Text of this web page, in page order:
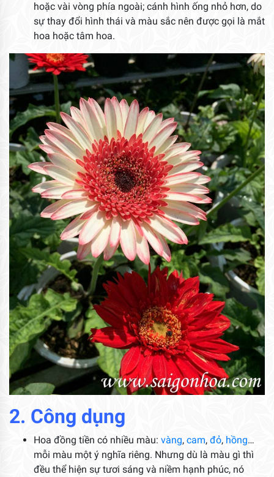
hoặc vài vòng phía ngoài; cánh hình ống nhỏ hơn, do
sự thay đổi hình thái và màu sắc nên được gọi là mắt
hoa hoặc tâm hoa.
2. Công dụng
Hoa đồng tiền có nhiều màu: vàng, cam, đỏ, hồng…
mỗi màu một ý nghĩa riêng. Nhưng dù là màu gì thì
đều thể hiện sự tươi sáng và niềm hạnh phúc, nó